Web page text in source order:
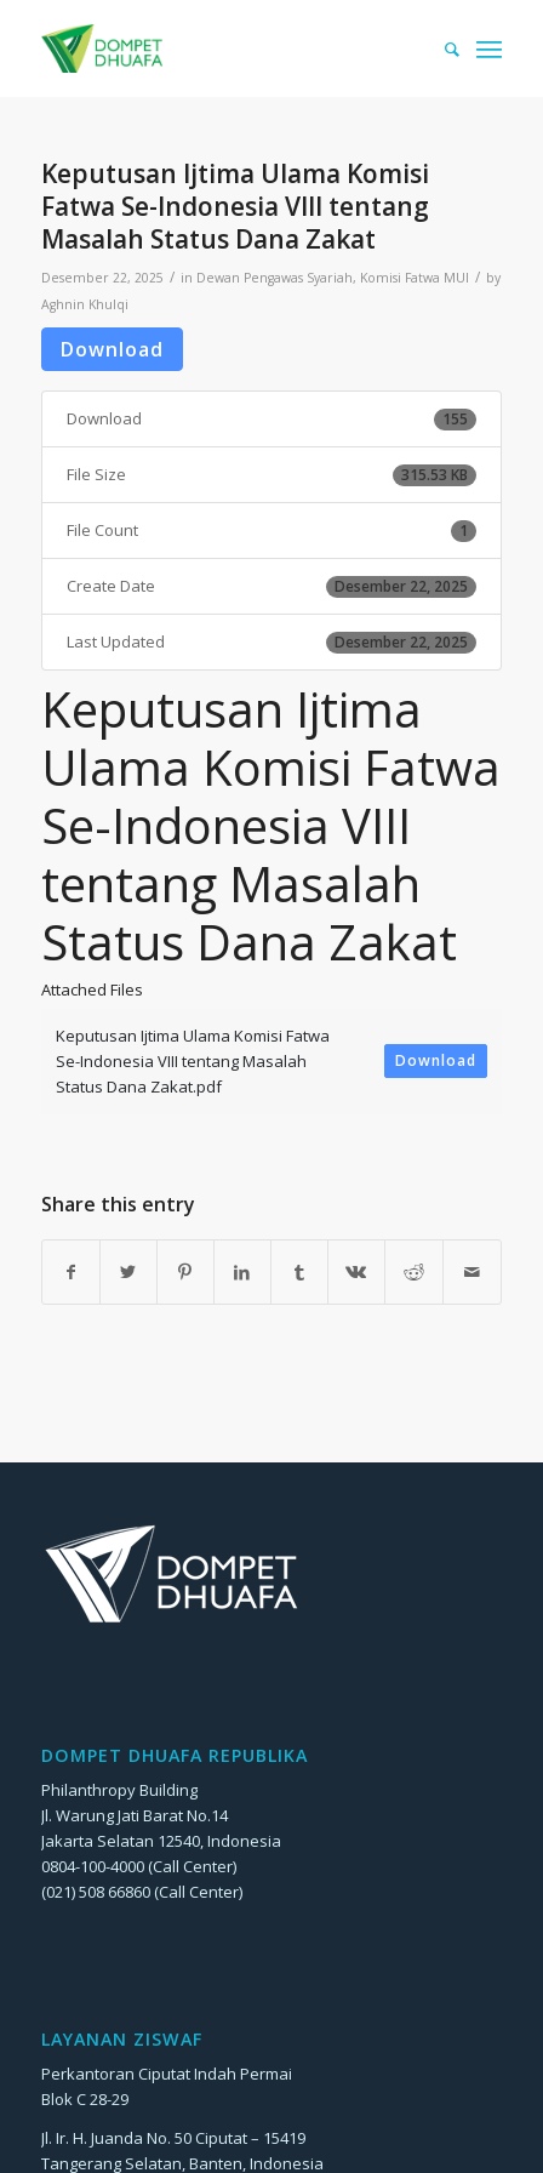
Keputusan Ijtima Ulama Komisi
Fatwa Se-Indonesia VIII tentang
Masalah Status Dana Zakat
Desember 22, 2025 / in Dewan Pengawas Syariah, Komisi Fatwa MUI / by
Aghnin Khulqi
Download
Download 155
File Size 315.53 KB
File Count 1
Create Date Desember 22, 2025
Last Updated Desember 22, 2025
Keputusan Ijtima
Ulama Komisi Fatwa
Se-Indonesia VIII
tentang Masalah
Status Dana Zakat
Attached Files
Keputusan Ijtima Ulama Komisi Fatwa
Se-Indonesia VIII tentang Masalah
Status Dana Zakat.pdf
Download
Share this entry
DOMPET DHUAFA REPUBLIKA
Philanthropy Building
Jl. Warung Jati Barat No.14
Jakarta Selatan 12540, Indonesia
0804-100-4000 (Call Center)
(021) 508 66860 (Call Center)
LAYANAN ZISWAF
Perkantoran Ciputat Indah Permai
Blok C 28-29
Jl. Ir. H. Juanda No. 50 Ciputat – 15419
Tangerang Selatan, Banten, Indonesia